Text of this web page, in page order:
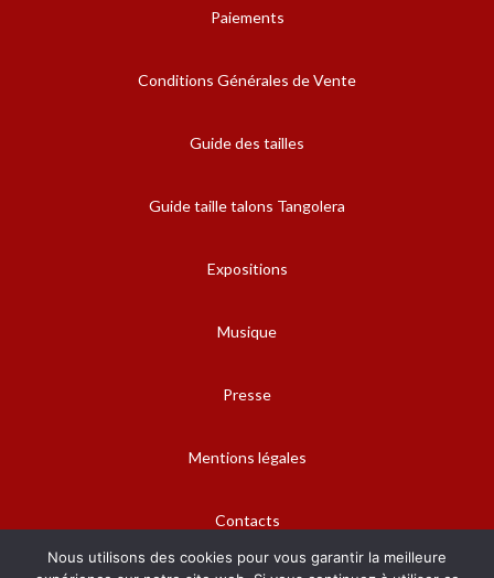
Paiements
Conditions Générales de Vente
Guide des tailles
Guide taille talons Tangolera
Expositions
Musique
Presse
Mentions légales
Contacts
Nous utilisons des cookies pour vous garantir la meilleure